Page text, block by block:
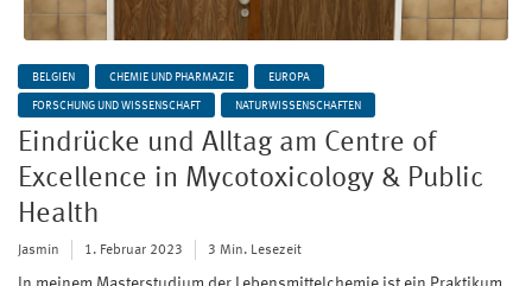
BELGIEN CHEMIE UND PHARMAZIE EUROPA
FORSCHUNG UND WISSENSCHAFT NATURWISSENSCHAFTEN
Eindrücke und Alltag am Centre of
Excellence in Mycotoxicology & Public
Health
Jasmin 1. Februar 2023 3 Min. Lesezeit